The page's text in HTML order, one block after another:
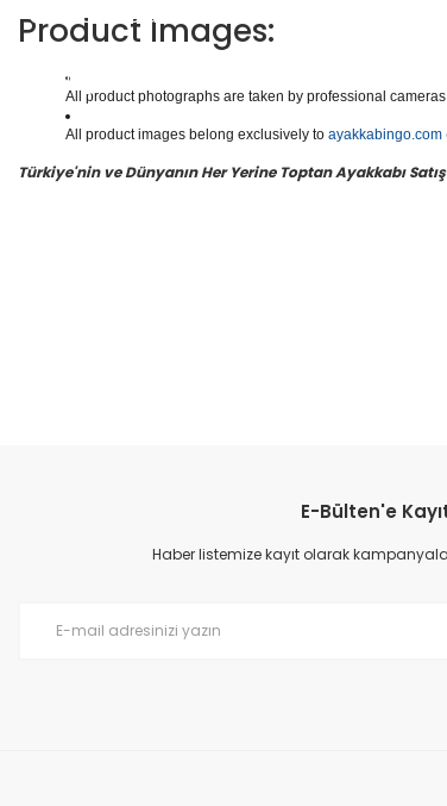
ar, Botlar ve daha binlerce model kadın/
Yüzlerce modeli, hızlı teslimatı, uygun
en doğru adresi Yavuzlar Ayakkabı!
Product Images:
All product photographs are taken by professional
All product images belong exclusively to ayakkabingo.com
Türkiye'nin ve Dünyanın Her Yerine Toptan Ayakkabı
E-Bülten'e
Haber listemize kayıt olarak